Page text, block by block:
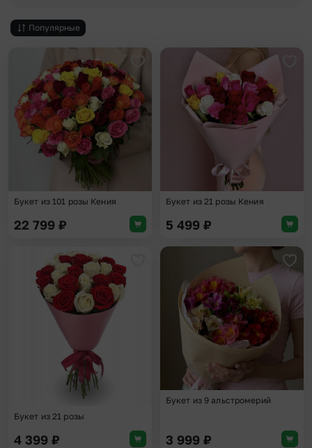
Популярные
Добавить в избранное
Букет из 101 розы Кения
22 799 ₽
Букет из 21 розы Кения
5 499 ₽
Добавить в избранное
Букет из 21 розы
4 399 ₽
Букет из 9 альстромерий
3 999 ₽